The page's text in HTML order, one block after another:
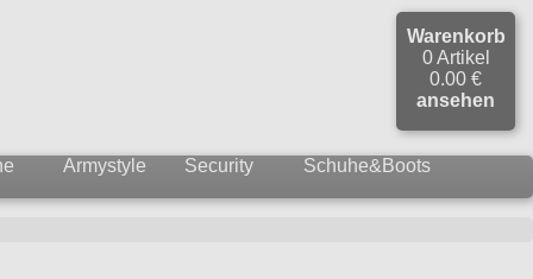
Warenkorb
0 Artikel
0.00 €
ansehen
Armystyle Security
Schuhe&Boots